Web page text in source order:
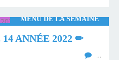
MENU DE LA SEMAINE
ANNÉE 2022 ✏
…